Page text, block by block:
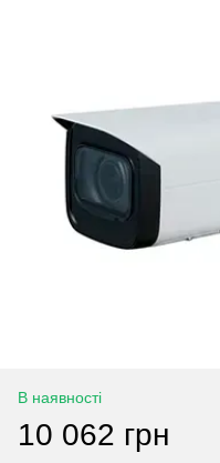
В наявності
10 062 грн